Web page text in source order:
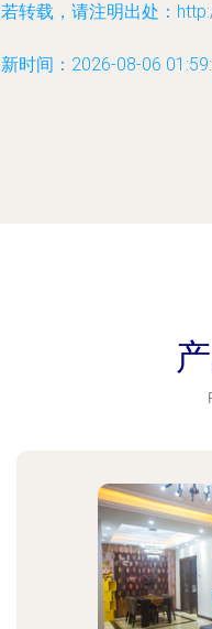
转载，请注明出处：
时间：2026-08-06